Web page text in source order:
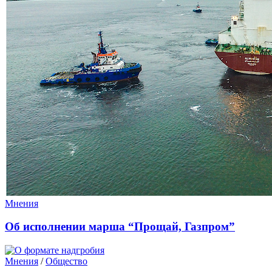
Мнения
Об исполнении марша “Прощай, Газпром”
Мнения /Общество